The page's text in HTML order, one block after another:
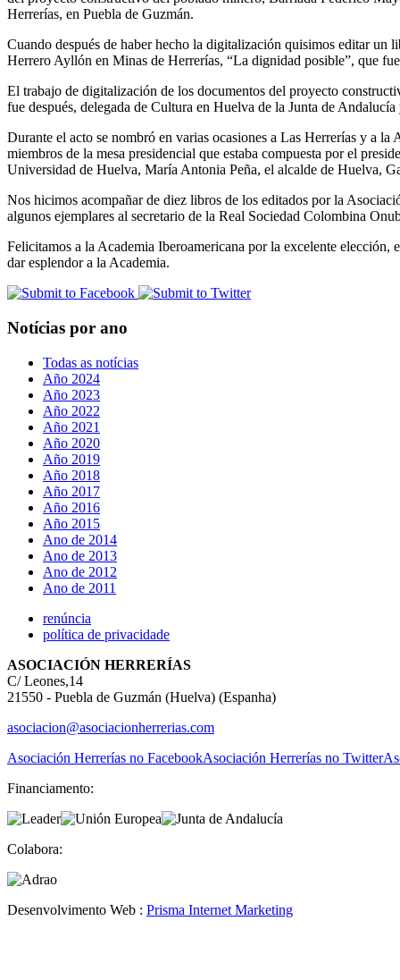
Herrerías, en Puebla de Guzmán.
Cuando después de haber hecho la digitalización quisimos editar
Herrero Ayllón en Minas de Herrerías, “La dignidad posible”, que
El trabajo de digitalización de los documentos del proyecto
fue después, delegada de Cultura en Huelva de la Junta de
Durante el acto se nombró en varias ocasiones a Las Herrerías y a
miembros de la mesa presidencial que estaba compuesta por el
Universidad de Huelva, María Antonia Peña, el alcalde de Huelva,
Nos hicimos acompañar de diez libros de los editados por la
algunos ejemplares al secretario de la Real Sociedad Colombina
Felicitamos a la Academia Iberoamericana por la excelente
dar esplendor a la Academia.
Notícias por ano
Todas as notícias
Año 2024
Año 2023
Año 2022
Año 2021
Año 2020
Año 2019
Año 2018
Año 2017
Año 2016
Año 2015
Ano de 2014
Ano de 2013
Ano de 2012
Ano de 2011
renúncia
política de privacidade
ASOCIACIÓN HERRERÍAS
C/ Leones,14
21550 - Puebla de Guzmán (Huelva) (Espanha)
asociacion@asociacionherrerias.com
Asociación Herrerías no FacebookAsociación Herrerías no Twitter
Financiamento:
Colabora:
Desenvolvimento Web : Prisma Internet Marketing